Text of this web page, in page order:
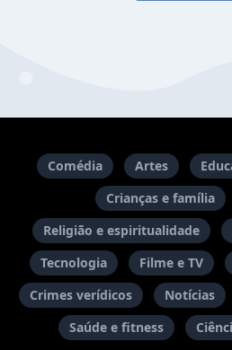
Comédia Artes
Crianças e família
Religião e espiritualidade
Tecnologia
Filme e TV
Crimes verídicos
Notícias
Saúde e fitness